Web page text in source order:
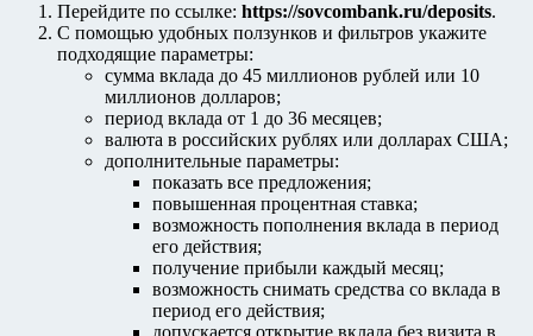
Перейдите по ссылке: https://sovcombank.ru/deposits.
С помощью удобных ползунков и фильтров укажите
подходящие параметры:
сумма вклада до 45 миллионов рублей или 10
миллионов долларов;
период вклада от 1 до 36 месяцев;
валюта в российских рублях или долларах США;
дополнительные параметры:
показать все предложения;
повышенная процентная ставка;
возможность пополнения вклада в период
его действия;
получение прибыли каждый месяц;
возможность снимать средства со вклада в
период его действия;